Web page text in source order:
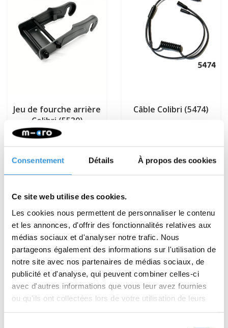
Consentement Détails À propos des cookies
Ce site web utilise des cookies.
Les cookies nous permettent de personnaliser le contenu
et les annonces, d'offrir des fonctionnalités relatives aux
médias sociaux et d'analyser notre trafic. Nous
partageons également des informations sur l'utilisation de
notre site avec nos partenaires de médias sociaux, de
publicité et d'analyse, qui peuvent combiner celles-ci
avec d'autres informations que vous leur avez fournies
ou qu'ils ont collectées lors de votre utilisation de leurs
Jeu de fourche arrière
Colibri (5530)
€29,95
Plus d'informations
Câble Colibri (5474)
Plus d'informations